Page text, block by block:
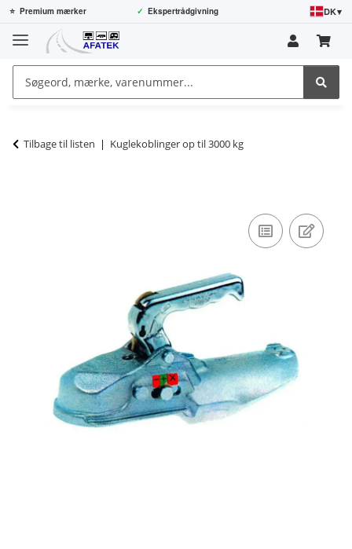
⭐ Premium mærker ✓ Ekspertrådgivning DK▾
Tilbage til listen Kuglekoblinger op til 3000 kg